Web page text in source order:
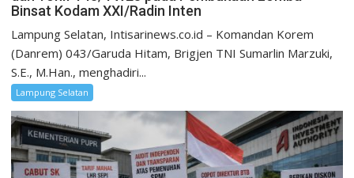
Binsat Kodam XXI/Radin Inten
Lampung Selatan, Intisarinews.co.id – Komandan Korem
(Danrem) 043/Garuda Hitam, Brigjen TNI Sumarlin Marzuki,
S.E., M.Han., menghadiri...
Lampung Selatan